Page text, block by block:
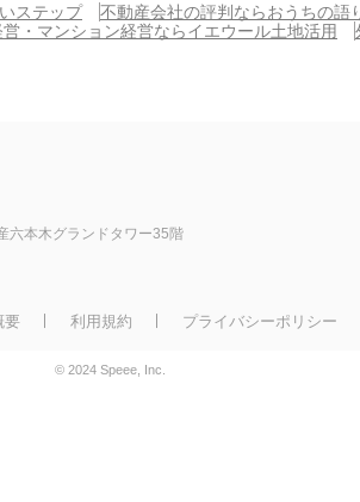
ステップ
不動産会社の評判ならおうちの語
・マンション経営ならイエウール土地活用
六本木グランドタワー35階
要 利用規約 プライバシーポリシー
© 2024 Speee, Inc.